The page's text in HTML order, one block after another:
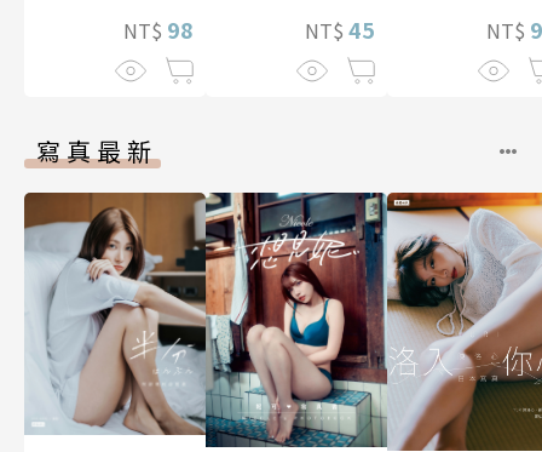
NT$ 98 NT$ 45
NT$
寫真最新